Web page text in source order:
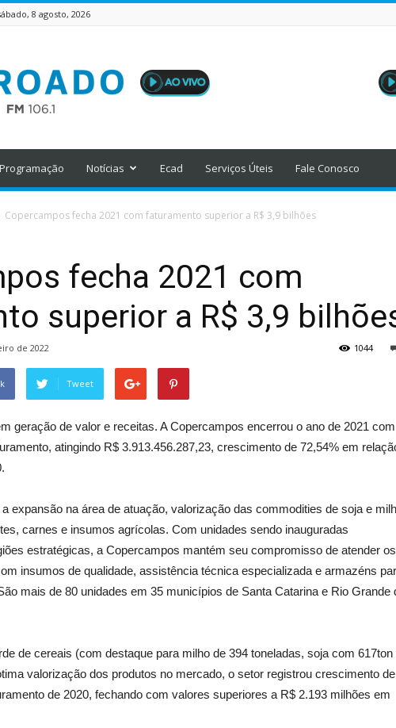
8 agosto, 2026
Programação Notícias Ecad Serviços Úteis Fale Conosco
Copercampos fecha 2021 com faturamento superior a R$ 3,9 bilhões
fecha 2021 com
superior a R$ 3,9
de 2022 1044
Tweet
geração de valor e receitas. A Copercampos encerrou o ano de 2021 com
atingindo R$ 3.913.456.287,23, crescimento de 72,54% em
expansão na área de atuação, valorização das commodities de soja e
carnes e insumos agrícolas. Com unidades sendo inauguradas
estratégicas, a Copercampos mantém seu compromisso de atender os
insumos de qualidade, assistência técnica especializada e armazéns
mais de 80 unidades em 35 municípios de Santa Catarina e Rio Grande
de cereais (com destaque para milho de 394 toneladas, soja com 617ton
valorização dos produtos no mercado, o setor registrou crescimento de
de 2020, fechando com valores superiores a R$ 2.193 milhões em